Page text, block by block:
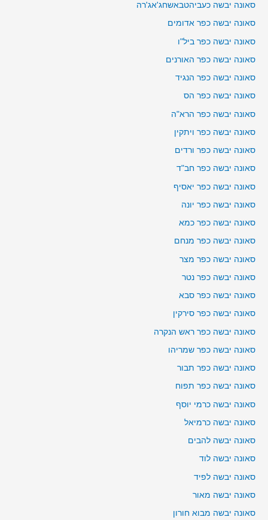
סאונה יבשה כעביהטבאשחג'אג'רה
סאונה יבשה כפר אדומים
סאונה יבשה כפר ביל"ו
סאונה יבשה כפר האורנים
סאונה יבשה כפר הנגיד
סאונה יבשה כפר הס
סאונה יבשה כפר הרא"ה
סאונה יבשה כפר ויתקין
סאונה יבשה כפר ורדים
סאונה יבשה כפר חב"ד
סאונה יבשה כפר יאסיף
סאונה יבשה כפר יונה
סאונה יבשה כפר כמא
סאונה יבשה כפר מנחם
סאונה יבשה כפר מצר
סאונה יבשה כפר נטר
סאונה יבשה כפר סבא
סאונה יבשה כפר סירקין
סאונה יבשה כפר ראש הנקרה
סאונה יבשה כפר שמריהו
סאונה יבשה כפר תבור
סאונה יבשה כפר תפוח
סאונה יבשה כרמי יוסף
סאונה יבשה כרמיאל
סאונה יבשה להבים
סאונה יבשה לוד
סאונה יבשה לפיד
סאונה יבשה מאור
סאונה יבשה מבוא חורון